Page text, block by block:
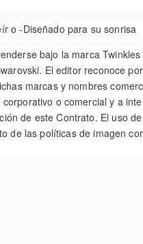
o -Diseñado para su sonrisa
bajo la marca
El editor reconoce
marcas y nombres
o comercial y a
de este Contrato. El uso
de las políticas de imagen